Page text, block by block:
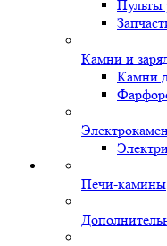
Пульты
Камни и
Камни
Печи-камины